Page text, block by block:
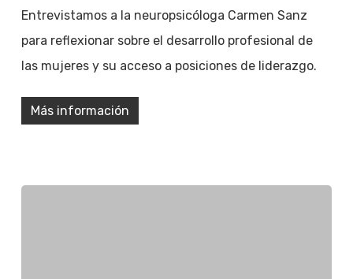
Entrevistamos a la neuropsicóloga Carmen Sanz
para reflexionar sobre el desarrollo profesional de
las mujeres y su acceso a posiciones de liderazgo.
Más información